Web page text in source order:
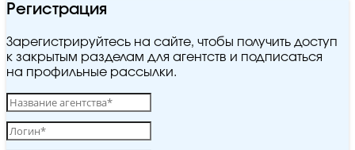
Регистрация
Зарегистрируйтесь на сайте, чтобы получить доступ
к закрытым разделам для агентств и подписаться
на профильные рассылки.